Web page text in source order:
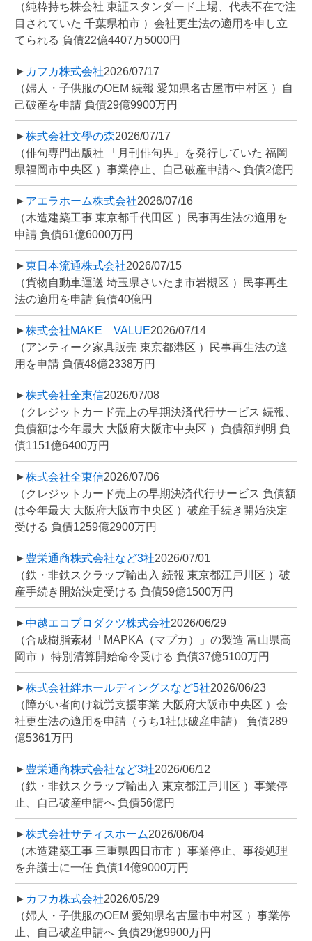
（純粋持ち株会社 東証スタンダード上場、代表不在で注
目されていた 千葉県柏市 ）会社更生法の適用を申し立
てられる 負債22億4407万5000円
► カフカ株式会社2026/07/17
（婦人・子供服のOEM 続報 愛知県名古屋市中村区 ）自
己破産を申請 負債29億9900万円
►株式会社文學の森2026/07/17
（俳句専門出版社 「月刊俳句界」を発行していた 福岡
県福岡市中央区 ）事業停止、自己破産申請へ 負債2億円
► アエラホーム株式会社2026/07/16
（木造建築工事 東京都千代田区 ）民事再生法の適用を
申請 負債61億6000万円
►東日本流通株式会社2026/07/15
（貨物自動車運送 埼玉県さいたま市岩槻区 ）民事再生
法の適用を申請 負債40億円
►株式会社MAKE VALUE2026/07/14
（アンティーク家具販売 東京都港区 ）民事再生法の適
用を申請 負債48億2338万円
►株式会社全東信2026/07/08
（クレジットカード売上の早期決済代行サービス 続報、
負債額は今年最大 大阪府大阪市中央区 ）負債額判明 負
債1151億6400万円
►株式会社全東信2026/07/06
（クレジットカード売上の早期決済代行サービス 負債額
は今年最大 大阪府大阪市中央区 ）破産手続き開始決定
受ける 負債1259億2900万円
► 豊栄通商株式会社など3社2026/07/01
（鉄・非鉄スクラップ輸出入 続報 東京都江戸川区 ）破
産手続き開始決定受ける 負債59億1500万円
►中越エコプロダクツ株式会社2026/06/29
（合成樹脂素材「MAPKA（マプカ）」の製造 富山県高
岡市 ）特別清算開始命令受ける 負債37億5100万円
►株式会社絆ホールディングスなど5社2026/06/23
（障がい者向け就労支援事業 大阪府大阪市中央区 ）会
社更生法の適用を申請（うち1社は破産申請） 負債289
億5361万円
► 豊栄通商株式会社など3社2026/06/12
（鉄・非鉄スクラップ輸出入 東京都江戸川区 ）事業停
止、自己破産申請へ 負債56億円
►株式会社サティスホーム2026/06/04
（木造建築工事 三重県四日市市 ）事業停止、事後処理
を弁護士に一任 負債14億9000万円
► カフカ株式会社2026/05/29
（婦人・子供服のOEM 愛知県名古屋市中村区 ）事業停
止、自己破産申請へ 負債29億9900万円